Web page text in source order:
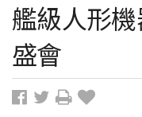
g
a
t
i
o
n
艦級人形
盛會